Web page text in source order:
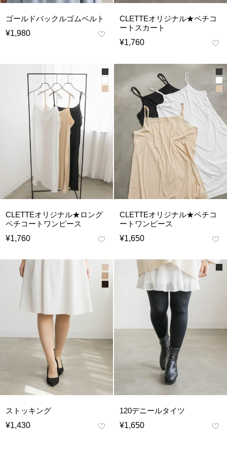
ゴールドバックルゴムベルト
¥1,980
CLETTEオリジナル★ペチコ
ートスカート
¥1,760
CLETTEオリジナル★ロング
ペチコートワンピース
¥1,760
CLETTEオリジナル★ペチコ
ートワンピース
¥1,650
ストッキング
¥1,430
120デニールタイツ
¥1,650